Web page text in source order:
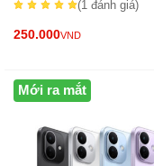
(1 đánh giá)
250.000VND
Mới ra mắt